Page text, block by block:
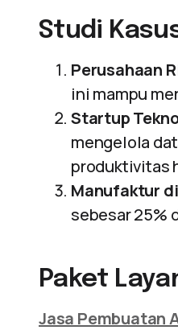
Studi
Perusahaan
ini mampu
Startup
mengelola
produktivitas
Manufaktur
sebesar 25%
Paket
Jasa Pembuatan